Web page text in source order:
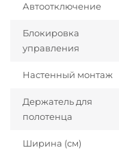
Автоотключение
Блокировка
управления
Настенный монтаж
Держатель для
полотенца
Ширина (см)